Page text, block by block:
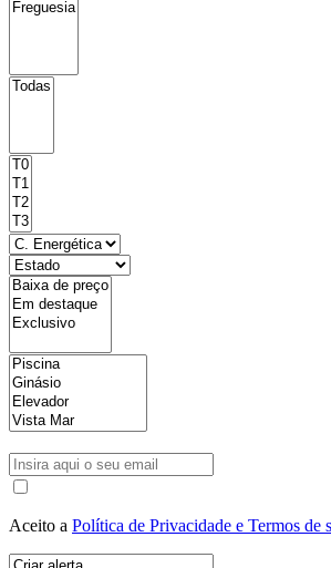
Aceito a Política de Privacidade e Termos de